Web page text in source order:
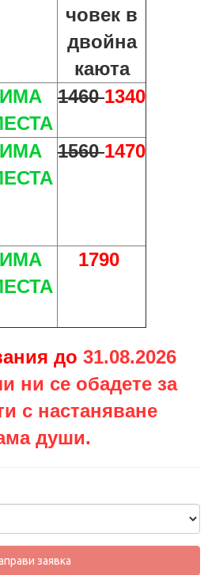
човек в
двойна
каюта
ИМА
1460 1340
ИМА
1560 1470
ИМА
1790
до 31.08.2026
ни се обадете за
с настаняване
души.